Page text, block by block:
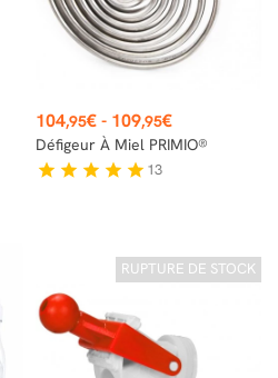
Prix
104,95€ - 109,95€
Défigeur À Miel PRIMIO®
star star star star star 13
RUPTURE DE STOCK